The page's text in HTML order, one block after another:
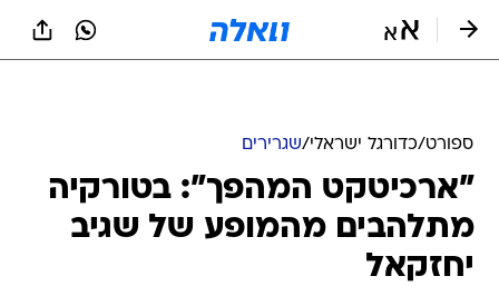
ספורט/כדורגל ישראלי/שגרירים
"ארכיטקט המהפך": בטורקיה
מתלהבים מהמופע של שגיב
יחזקאל